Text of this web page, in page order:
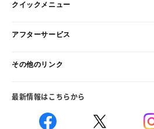
クイックメニュー
アフターサービス
その他のリンク
最新情報はこちらから